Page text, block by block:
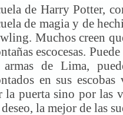
de Harry Potter,
de magia y de
Muchos creen
escocesas.
armas de Lima,
en sus
la puerta sino por las
la mejor de las